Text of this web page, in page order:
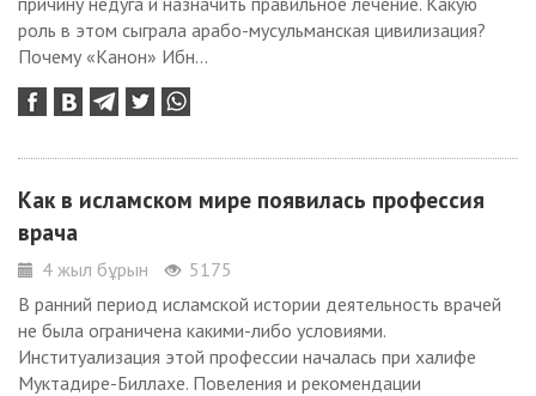
роль в этом сыграла арабо-мусульманская цивилизация?
Почему «Канон» Ибн...
Как в исламском мире появилась профессия
врача
4 жыл бұрын
5175
В ранний период исламской истории деятельность врачей
не была ограничена какими-либо условиями.
Институализация этой профессии началась при халифе
Муктадире-Биллахе. Повеления и рекомендации